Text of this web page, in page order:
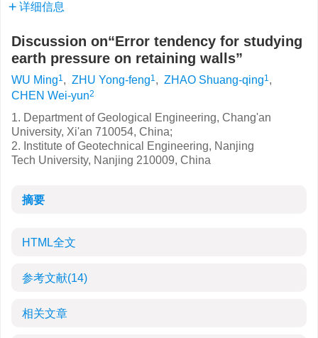
详细信息
Discussion on“Error tendency for studying
earth pressure on retaining walls”
WU Ming1, ZHU Yong-feng1, ZHAO Shuang-qing1,
CHEN Wei-yun2
1. Department of Geological Engineering, Chang'an
University, Xi'an 710054, China;
2. Institute of Geotechnical Engineering, Nanjing
Tech University, Nanjing 210009, China
摘要
HTML全文
参考文献(14)
相关文章